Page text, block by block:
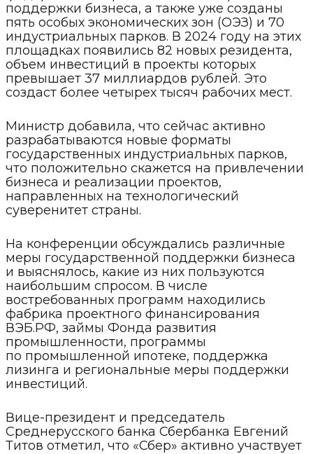
поддержки бизнеса, а также уже созданы
пять особых экономических зон (ОЭЗ) и 70
индустриальных парков. В 2024 году на этих
площадках появились 82 новых резидента,
объем инвестиций в проекты которых
превышает 37 миллиардов рублей. Это
создаст более четырех тысяч рабочих мест.
Министр добавила, что сейчас активно
разрабатываются новые форматы
государственных индустриальных парков,
что положительно скажется на привлечении
бизнеса и реализации проектов,
направленных на технологический
суверенитет страны.
На конференции обсуждались различные
меры государственной поддержки бизнеса
и выяснялось, какие из них пользуются
наибольшим спросом. В числе
востребованных программ находились
фабрика проектного финансирования
ВЭБ.РФ, займы Фонда развития
промышленности, программы
по промышленной ипотеке, поддержка
лизинга и региональные меры поддержки
инвестиций.
Вице-президент и председатель
Среднерусского банка Сбербанка Евгений
Титов отметил, что «Сбер» активно участвует